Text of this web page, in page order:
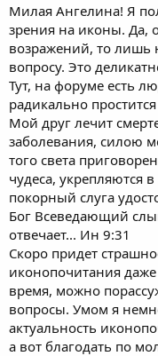
Милая Ангелина! Я
зрения на иконы. Да,
возражений, то лишь
вопросу. Это
Тут, на форуме есть
радикально
Мой друг лечит
заболевания, силою
того света
чудеса, укрепляются
покорный слуга
Бог Всеведающий
отвечает... Ин 9:31
Скоро придет
иконопочитания
время, можно
вопросы. Умом я
актуальность
а вот благодать по